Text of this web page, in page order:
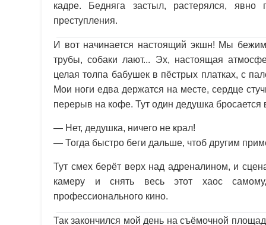
кадре. Бедняга застыл, растерялся,
преступления.
И вот начинается настоящий экшн! Мы
трубы, собаки лают... Эх, настоящая
целая толпа бабушек в пёстрых платках, с
Мои ноги едва держатся на месте, сердце
перерыв на кофе. Тут один дедушка
— Нет, дедушка, ничего не крал!
— Тогда быстро беги дальше, чтоб другим
Тут смех берёт верх над адреналином, и
камеру и снять весь этот хаос
профессионального кино.
Так закончился мой день на съёмочной